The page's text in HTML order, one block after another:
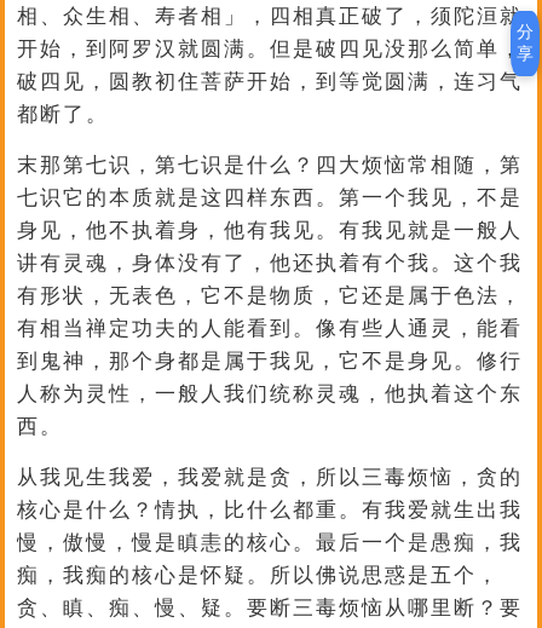
相、众生相、寿者相」，四相真正破了，须陀洹就
开始，到阿罗汉就圆满。但是破四见没那么简单，
破四见，圆教初住菩萨开始，到等觉圆满，连习气
都断了。
末那第七识，第七识是什么？四大烦恼常相随，第
七识它的本质就是这四样东西。第一个我见，不是
身见，他不执着身，他有我见。有我见就是一般人
讲有灵魂，身体没有了，他还执着有个我。这个我
有形状，无表色，它不是物质，它还是属于色法，
有相当禅定功夫的人能看到。像有些人通灵，能看
到鬼神，那个身都是属于我见，它不是身见。修行
人称为灵性，一般人我们统称灵魂，他执着这个东
西。
从我见生我爱，我爱就是贪，所以三毒烦恼，贪的
核心是什么？情执，比什么都重。有我爱就生出我
慢，傲慢，慢是瞋恚的核心。最后一个是愚痴，我
痴，我痴的核心是怀疑。所以佛说思惑是五个，
贪、瞋、痴、慢、疑。要断三毒烦恼从哪里断？要
分
享